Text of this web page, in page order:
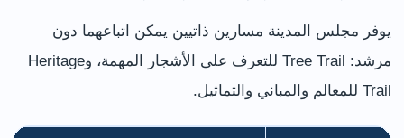
يوفر مجلس المدينة مسارين ذاتيين يمكن اتباعهما دون
مرشد: Tree Trail للتعرف على الأشجار المهمة، وHeritage
Trail للمعالم والمباني والتماثيل.